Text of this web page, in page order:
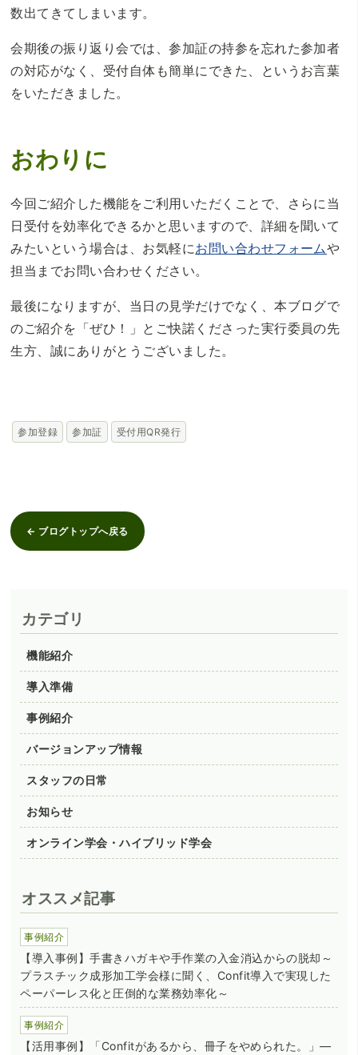
数出てきてしまいます。
会期後の振り返り会では、参加証の持参を忘れた参加者
の対応がなく、受付自体も簡単にできた、というお言葉
をいただきました。
おわりに
今回ご紹介した機能をご利用いただくことで、さらに当
日受付を効率化できるかと思いますので、詳細を聞いて
みたいという場合は、お気軽にお問い合わせフォームや
担当までお問い合わせください。
最後になりますが、当日の見学だけでなく、本ブログで
のご紹介を「ぜひ！」とご快諾くださった実行委員の先
生方、誠にありがとうございました。
参加登録 参加証 受付用QR発行
← ブログトップへ戻る
カテゴリ
機能紹介
導入準備
事例紹介
バージョンアップ情報
スタッフの日常
お知らせ
オンライン学会・ハイブリッド学会
オススメ記事
事例紹介
【導入事例】手書きハガキや手作業の入金消込からの脱却～
プラスチック成形加工学会様に聞く、Confit導入で実現した
ペーパーレス化と圧倒的な業務効率化～
事例紹介
【活用事例】「Confitがあるから、冊子をやめられた。」―